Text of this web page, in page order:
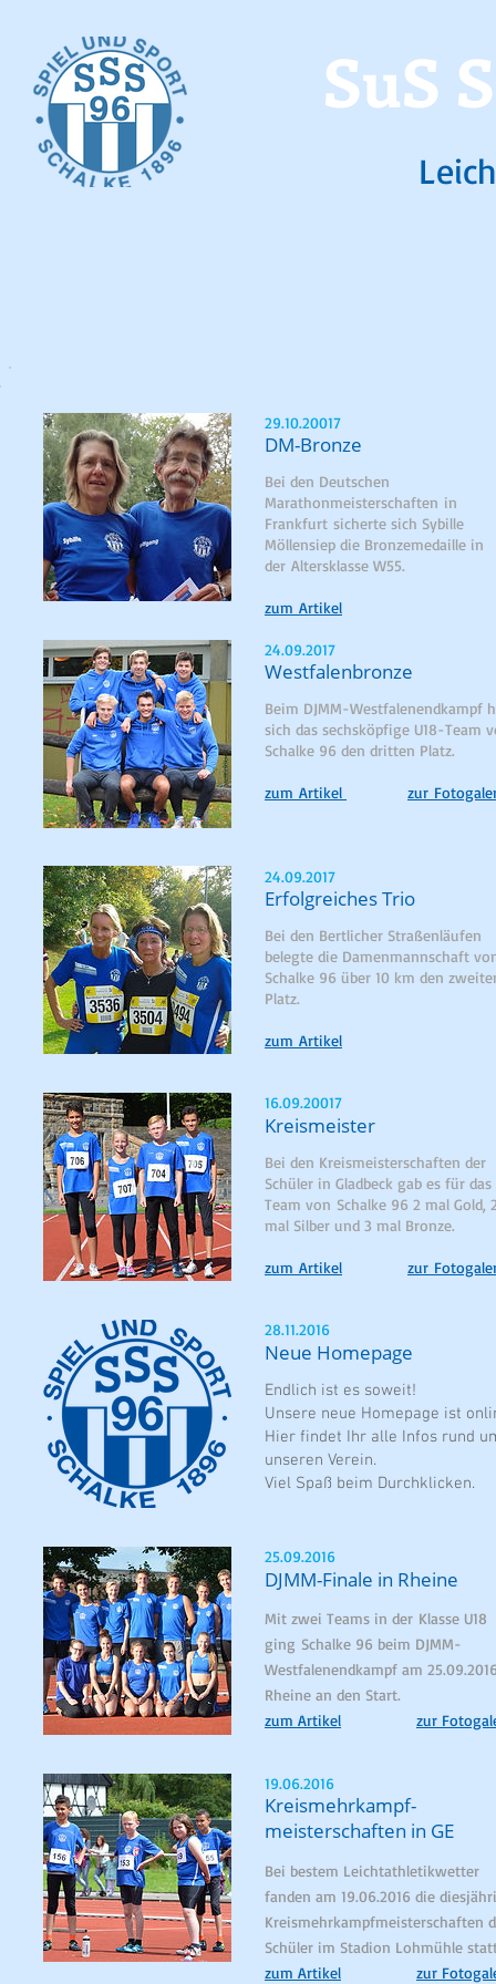
29.10.20017
DM-Bronze
Bei den Deutschen
Marathonmeisterschaften in
Frankfurt sicherte sich Sybille
Möllensiep die Bronzemedaille in
der Altersklasse W55.
zum Artikel
24.09.2017
Westfalenbronze
Beim DJMM-Westfalenendkampf
sich das sechsköpfige U18-Team
Schalke 96 den dritten Platz.
zum Artikel zur
24.09.2017
Erfolgreiches Trio
Bei den Bertlicher Straßenläufen
belegte die Damenmannschaft
Schalke 96 über 10 km den
Platz.
zum Artikel
16.09.20017
Kreismeister
Bei den Kreismeisterschaften der
Schüler in Gladbeck gab es für das
Team von Schalke 96 2 mal Gold,
mal Silber und 3 mal Bronze.
zum Artikel zur
28.11.2016
Neue Homepage
Endlich ist es soweit!
Unsere neue Homepage ist
Hier findet Ihr alle Infos rund
unseren Verein.
Viel Spaß beim Durchklicken.
25.09.2016
DJMM-Finale in Rheine
Mit zwei Teams in der Klasse U18
ging Schalke 96 beim DJMM-
Westfalenendkampf am
Rheine an den Start.
zum Artikel
zur
19.06.2016
Kreismehrkampf-
meisterschaften in GE
Bei bestem Leichtathletikwetter
fanden am 19.06.2016 die
Kreismehrkampfmeisterschaften
Schüler im Stadion Lohmühle
zum Artikel
zur
SuS